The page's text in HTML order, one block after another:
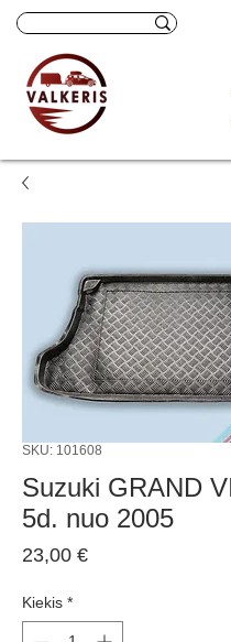
SKU: 101608
Suzuki GRAND
5d. nuo 2005
23,00 €Price
Kiekis *